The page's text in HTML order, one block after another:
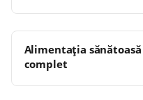
Alimentația
complet